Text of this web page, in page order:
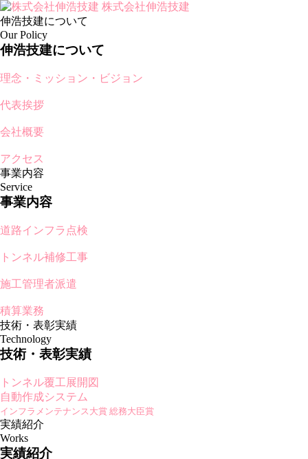
株式会社伸浩技建
伸浩技建について
Our Policy
伸浩技建について
理念・ミッション・ビジョン
代表挨拶
会社概要
アクセス
事業内容
Service
事業内容
道路インフラ点検
トンネル補修工事
施工管理者派遣
積算業務
技術・表彰実績
Technology
技術・表彰実績
トンネル覆工展開図
自動作成システム
インフラメンテナンス大賞 総務大臣賞
実績紹介
Works
実績紹介